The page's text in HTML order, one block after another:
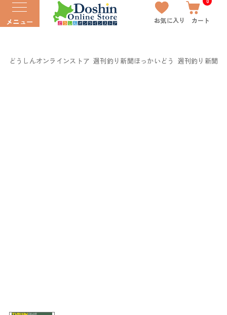
メニュー お気に入り カート
どうしんオンラインストア 週刊釣り新聞ほっかいどう 週刊釣り新聞